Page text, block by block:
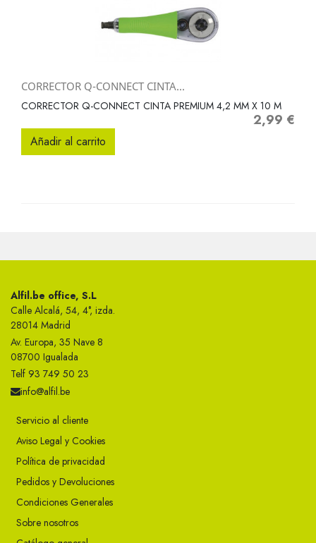
CORRECTOR Q-CONNECT CINTA...
CORRECTOR Q-CONNECT CINTA PREMIUM 4,2 MM X 10 M
Precio
2,99 €
Añadir al carrito
Alfil.be office, S.L
Calle Alcalá, 54, 4°, izda.
28014 Madrid
Av. Europa, 35 Nave 8
08700 Igualada
Telf 93 749 50 23
info@alfil.be
Servicio al cliente
Aviso Legal y Cookies
Política de privacidad
Pedidos y Devoluciones
Condiciones Generales
Sobre nosotros